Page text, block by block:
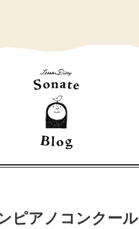
ピアノコンクール